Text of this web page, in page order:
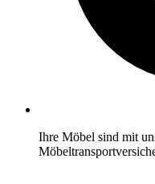
Ihre Möbel sind mit